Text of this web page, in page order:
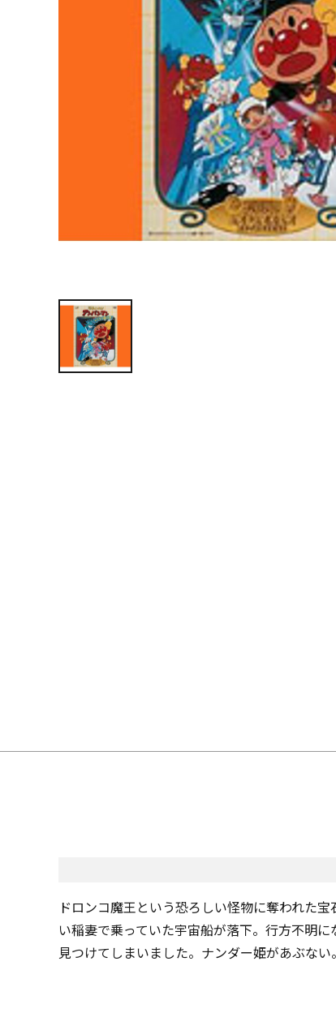
ドロンコ魔王という恐ろしい怪物に奪われた
い稲妻で乗っていた宇宙船が落下。行方不明
見つけてしまいました。ナンダー姫があぶな